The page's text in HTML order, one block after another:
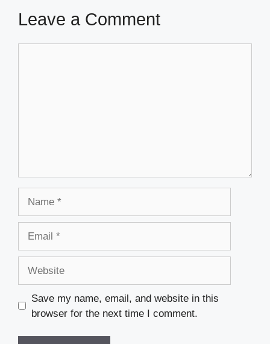
Leave a Comment
Save my name, email, and website in this
browser for the next time I comment.